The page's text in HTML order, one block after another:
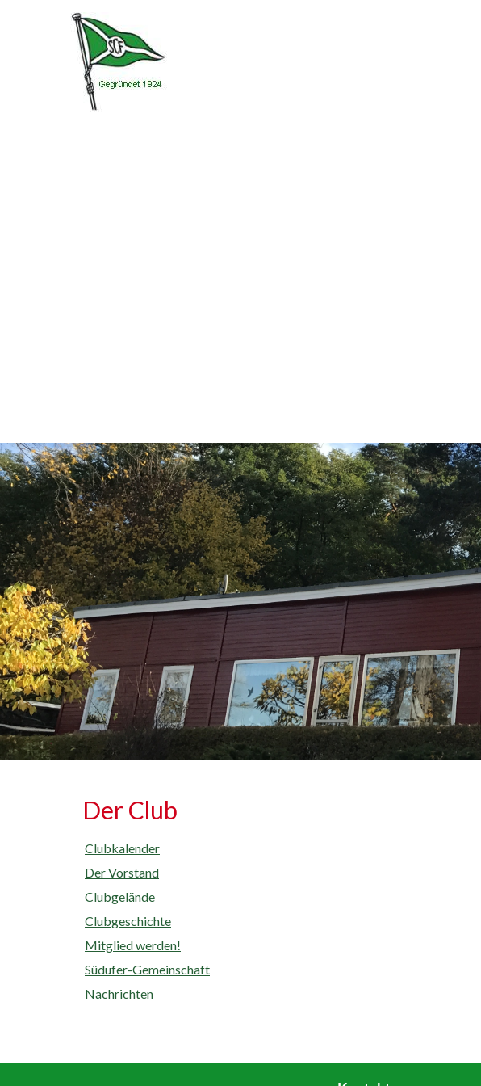
Der Club
Clubkalender
Der Vorstand
Clubgelände
Clubgeschichte
Mitglied werden!
Südufer-Gemeinschaft
Nachrichten